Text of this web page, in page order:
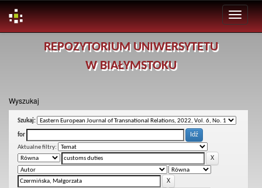
REPOZYTORIUM UNIWERSYTETU
W BIAŁYMSTOKU
Wyszukaj
Szukaj:
for
Aktualne filtry: